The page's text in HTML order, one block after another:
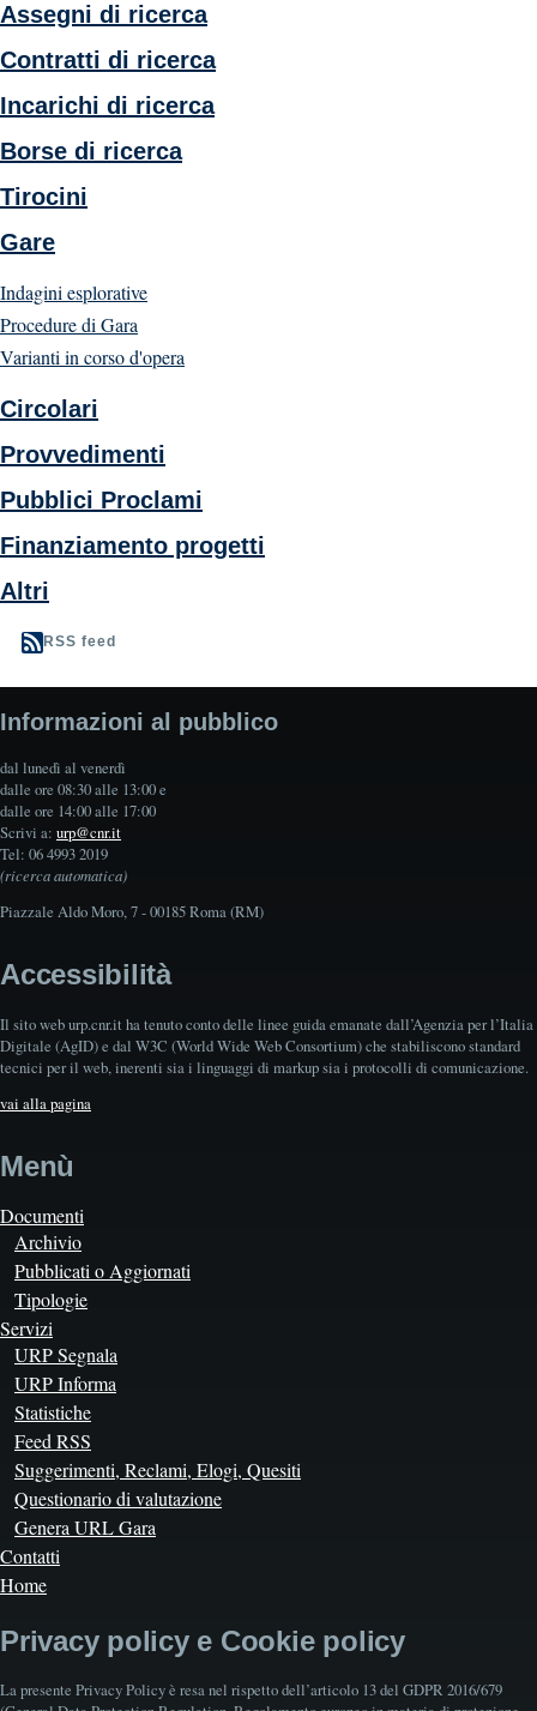
Assegni di ricerca
Contratti di ricerca
Incarichi di ricerca
Borse di ricerca
Tirocini
Gare
Indagini esplorative
Procedure di Gara
Varianti in corso d'opera
Circolari
Provvedimenti
Pubblici Proclami
Finanziamento progetti
Altri
RSS feed
Informazioni al pubblico
dal lunedì al venerdì
dalle ore 08:30 alle 13:00 e
dalle ore 14:00 alle 17:00
Scrivi a: urp@cnr.it
Tel: 06 4993 2019
(ricerca automatica)
Piazzale Aldo Moro, 7 - 00185 Roma (RM)
Accessibilità
Il sito web urp.cnr.it ha tenuto conto delle linee guida emanate dall’Agenzia per l’Italia
Digitale (AgID) e dal W3C (World Wide Web Consortium) che stabiliscono standard
tecnici per il web, inerenti sia i linguaggi di markup sia i protocolli di comunicazione.
vai alla pagina
Menù
Documenti
Archivio
Pubblicati o Aggiornati
Tipologie
Servizi
URP Segnala
URP Informa
Statistiche
Feed RSS
Suggerimenti, Reclami, Elogi, Quesiti
Questionario di valutazione
Genera URL Gara
Contatti
Home
Privacy policy e Cookie policy
La presente Privacy Policy è resa nel rispetto dell’articolo 13 del GDPR 2016/679